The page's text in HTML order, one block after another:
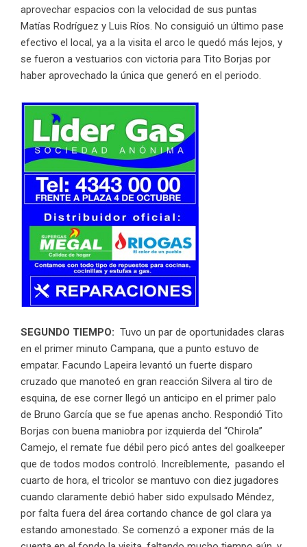
aprovechar espacios con la velocidad de sus puntas
Matías Rodríguez y Luis Ríos. No consiguió un último pase
efectivo el local, ya a la visita el arco le quedó más lejos, y
se fueron a vestuarios con victoria para Tito Borjas por
haber aprovechado la única que generó en el periodo.
SEGUNDO TIEMPO: Tuvo un par de oportunidades claras
en el primer minuto Campana, que a punto estuvo de
empatar. Facundo Lapeira levantó un fuerte disparo
cruzado que manoteó en gran reacción Silvera al tiro de
esquina, de ese corner llegó un anticipo en el primer palo
de Bruno García que se fue apenas ancho. Respondió Tito
Borjas con buena maniobra por izquierda del “Chirola”
Camejo, el remate fue débil pero picó antes del goalkeeper
que de todos modos controló. Increíblemente, pasando el
cuarto de hora, el tricolor se mantuvo con diez jugadores
cuando claramente debió haber sido expulsado Méndez,
por falta fuera del área cortando chance de gol clara ya
estando amonestado. Se comenzó a exponer más de la